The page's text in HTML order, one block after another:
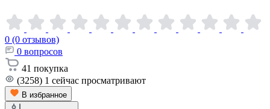
0 (0 отзывов)
0 вопросов
41 покупка
(3258) 1 сейчас просматривают
В избранное